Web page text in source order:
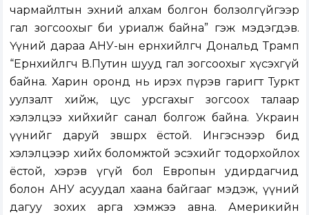
чармайлтын эхний алхам болгон болзолгүйгээр
гал зогсоохыг би уриалж байна” гэж мэдэгдэв.
Үүний дараа АНУ-ын ерөнхийлөгч Дональд Трамп
“Ерөнхийлөгч В.Путин шууд гал зогсоохыг хүсэхгүй
байна. Харин оронд нь ирэх пүрэв гаригт Туркт
уулзалт хийж, цус урсгахыг зогсоох талаар
хэлэлцээ хийхийг санал болгож байна. Украин
үүнийг даруй зөвшөөрөх ёстой. Ингэснээр бид
хэлэлцээр хийх боломжтой эсэхийг тодорхойлох
ёстой, хэрэв үгүй бол Европын удирдагчид
болон АНУ асуудал хаана байгааг мэдэж, үүний
дагуу зохих арга хэмжээ авна. Америкийн